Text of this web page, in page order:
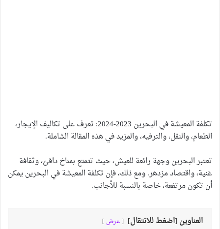
تكلفة المعيشة في البحرين 2023-2024: تعرف على تكاليف الإيجار،
الطعام، والنقل، والترفيه، والمزيد في هذه المقالة الشاملة.
تعتبر البحرين وجهة رائعة للعيش، حيث تتمتع بمناخ دافئ، وثقافة
غنية، واقتصاد مزدهر. ومع ذلك، فإن تكلفة المعيشة في البحرين يمكن
أن تكون مرتفعة، خاصة بالنسبة للأجانب.
العناوين [اضغط للانتقال] عرض